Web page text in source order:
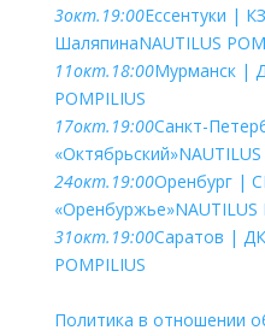
3окт. 19:00Ессентуки |
ШаляпинаNAUTILUS
11окт. 18:00Мурманск |
POMPILIUS
17окт. 19:00Санкт-
«Октябрьский»
24окт. 19:00Оренбург |
«Оренбуржье»NAUTILUS
31окт. 19:00Саратов |
POMPILIUS
Политика в отношении